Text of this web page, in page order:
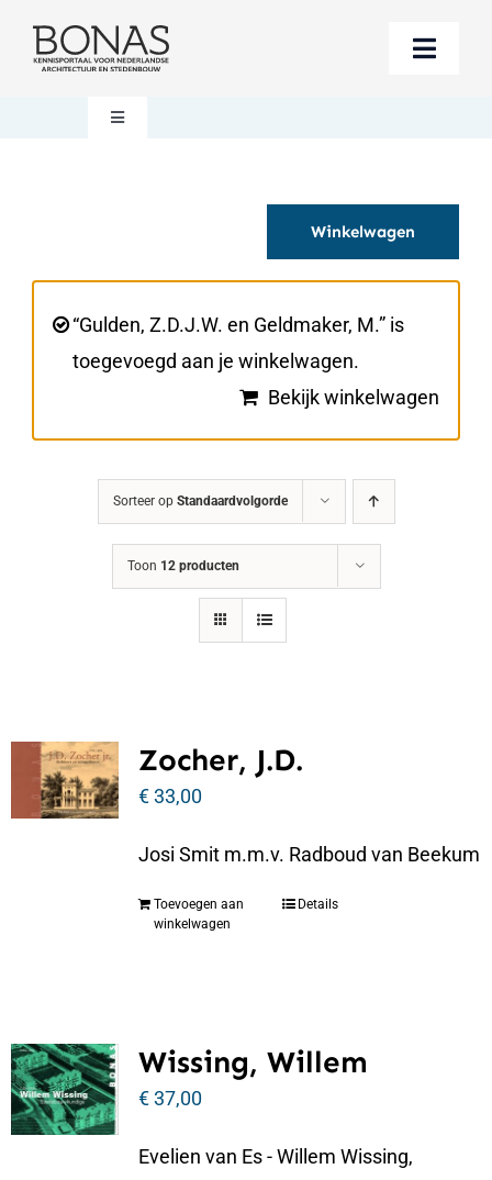
naar
Toggle
Berichten
Steun BONAS
Toggle
Winkelwagen
Winkelwagen
“Gulden, Z.D.J.W. en Geldmaker, M.” is
toegevoegd aan je winkelwagen.
Bekijk winkelwagen
Sorteer op Standaardvolgorde
Toon 12 producten
Zocher, J.D.
€33,00
Josi Smit m.m.v. Radboud van Beekum
Toevoegen aan
winkelwagen
Details
Wissing, Willem
€37,00
Evelien van Es - Willem Wissing,